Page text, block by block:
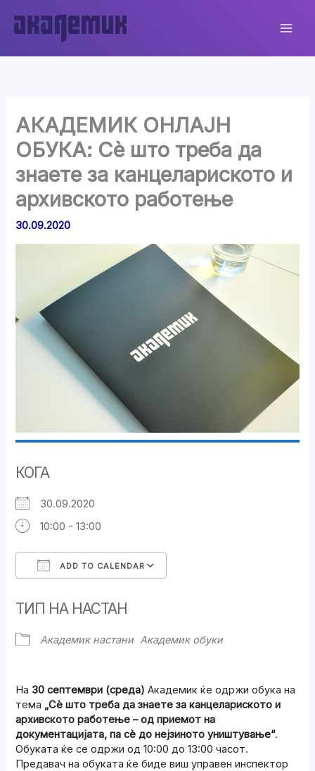
content
АКАДЕМИК ОНЛАЈН
ОБУКА: Сè што треба да
знаете за канцелариското и
архивското работење
30.09.2020
КОГА
30.09.2020
10:00 - 13:00
ADD TO CALENDAR
ТИП НА НАСТАН
Академик настани Академик обуки
На 30 септември (средa) Академик ќе одржи обука нa
тема „Сè што треба да знаете за канцелариското и
архивското работење – од приемот на
документацијата, па сè до нејзиното уништување“.
Обуката ќе се одржи од 10:00 до 13:00 часот.
Предавач на обуката ќе биде виш управен инспектор